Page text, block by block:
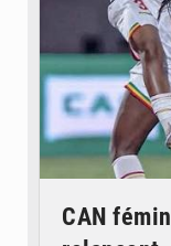
CAN